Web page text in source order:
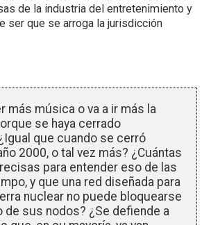
de la industria del entretenimiento y
ser que se arroga la jurisdicción
más música o va a ir más la
se haya cerrado
que cuando se cerró
2000, o tal vez más? ¿Cuántas
para entender eso de las
y que una red diseñada para
nuclear no puede bloquearse
de sus nodos? ¿Se defiende a